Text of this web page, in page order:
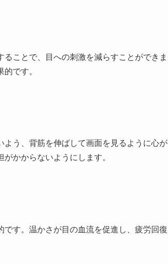
ことで、目への刺激を減らすことができま
です。
う、背筋を伸ばして画面を見るように心が
かからないようにします。
す。温かさが目の血流を促進し、疲労回復